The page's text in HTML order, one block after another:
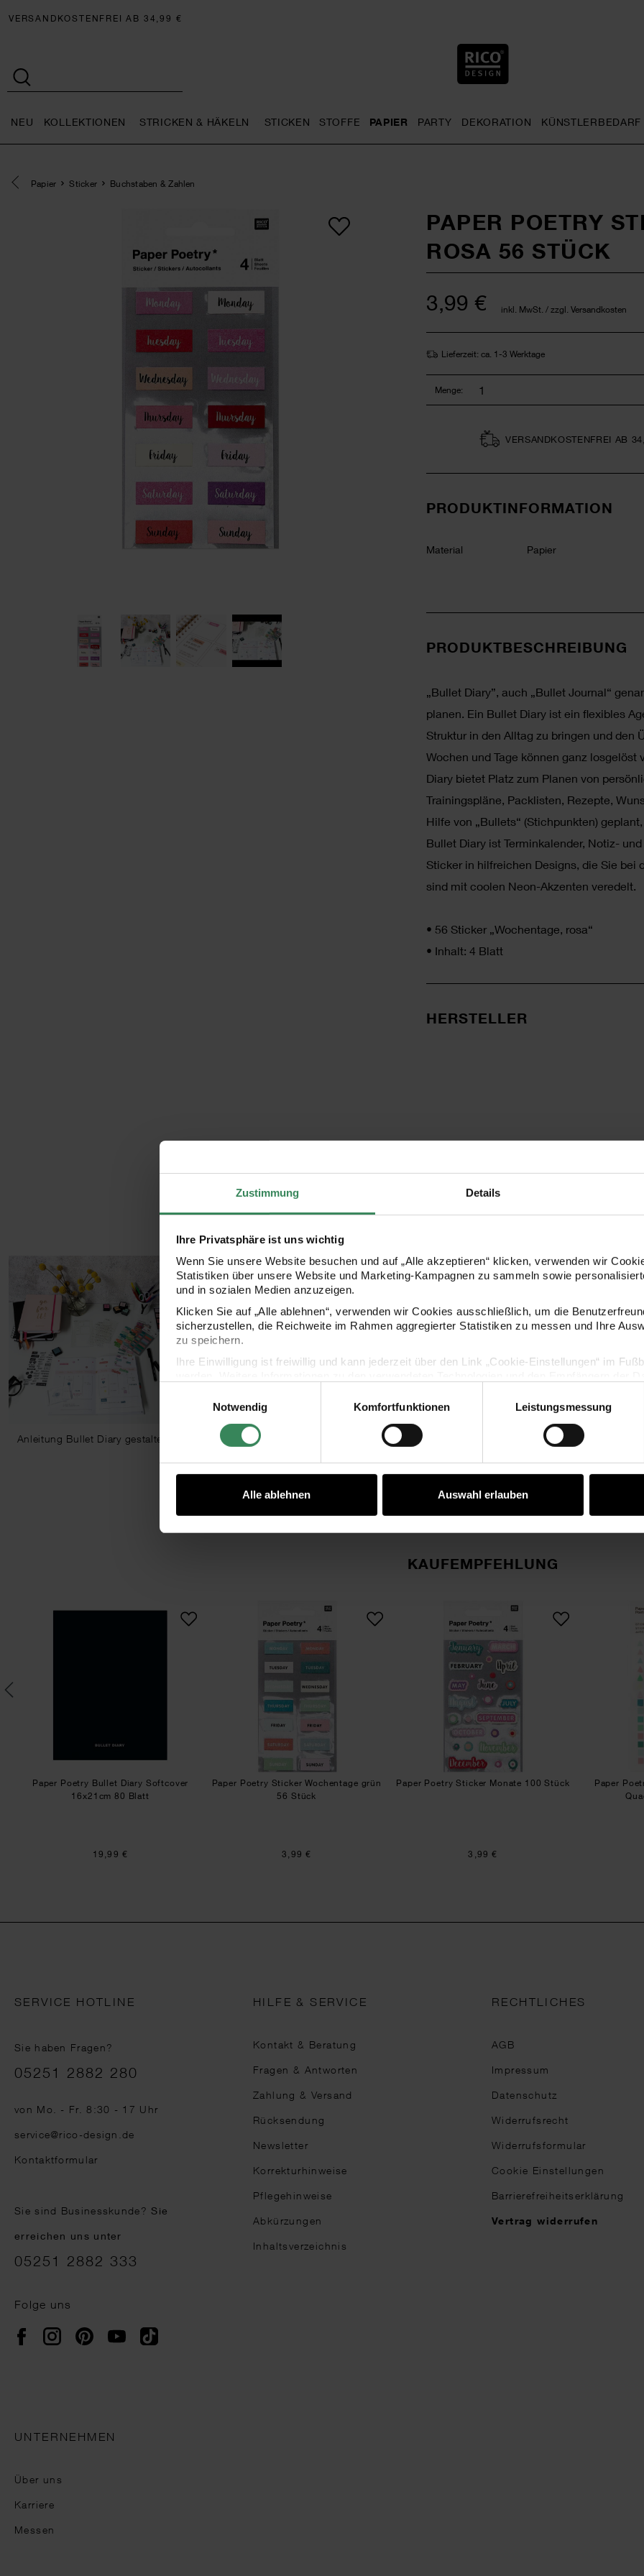
Zustimmung Details
Ihre Privatsphäre ist uns wichtig
Wenn Sie unsere Website besuchen und auf „Alle akzeptieren“ klicken, verwenden wir
Statistiken über unsere Website und Marketing-Kampagnen zu sammeln sowie
und in sozialen Medien anzuzeigen.
Klicken Sie auf „Alle ablehnen“, verwenden wir Cookies ausschließlich, um die
sicherzustellen, die Reichweite im Rahmen aggregierter Statistiken zu messen und Ihre
zu speichern.
Ihre Einwilligung ist freiwillig und kann jederzeit über den Link „Cookie-Einstellungen“ im
Impressum
Datenschutz Vertrag widerrufen
Notwendig
Komfortfunktionen Leistungsmessung
Alle ablehnen Auswahl erlauben
VERSANDKOSTENFREI AB 34,99 €
NEU KOLLEKTIONEN STRICKEN & HÄKELN STICKEN STOFFE PAPIER PARTY DEKORATION KÜNSTLERBEDARF
Eine Kategorie zurück navigieren
Papier Sticker Buchstaben & Zahlen
PAPER POETRY
ROSA 56 STÜCK
3,99 € inkl. MwSt. / zzgl. Versandkosten
Lieferzeit: ca. 1-3 Werktage
Menge:
VERSAND­KOSTEN­FREI AB
PRODUKTINFORMATION
Material Papier
PRODUKTBESCHREIBUNG
„Bullet Diary”, auch „Bullet Journal“
planen. Ein Bullet Diary ist ein flexibles
Struktur in den Alltag zu bringen und den
Wochen und Tage können ganz
Diary bietet Platz zum Planen von
Trainingspläne, Packlisten, Rezepte,
Hilfe von „Bullets“ (Stichpunkten)
Bullet Diary ist Terminkalender, Notiz-
Sticker in hilfreichen Designs, die Sie bei
sind mit coolen Neon-Akzenten veredelt.
• 56 Sticker „Wochentage, rosa“
• Inhalt: 4 Blatt
HERSTELLER
KOSTENLOSE ANLEITUNGEN
Anleitung Bullet Diary gestalten
KAUFEMPFEHLUNG
Paper Poetry Bullet Diary Softcover 16x21cm 80 Blatt
Paper Poetry Bullet Diary Softcover
16x21cm 80 Blatt
19,99 €
Paper Poetry Sticker Wochentage grün 56 Stück
Paper Poetry Sticker Wochentage grün
56 Stück
3,99 €
Paper Poetry Sticker Monate
Paper Poetry Sticker Monate 100 Stück
3,99 €
Paper
SERVICE HOTLINE
Sie haben Fragen?
Telefonnummer
05251 2882 280
von Mo. - Fr. 8:30 - 17 Uhr
service@rico-design.de
Kontaktformular
Sie sind Businesskunde?Sie
erreichen uns unter
05251 2882 333
Folge uns
FacebookInstagramPinterestYouTubeTikTok
HILFE & SERVICE
Kontakt & Beratung
Fragen & Antworten
Zahlung & Versand
Rücksendung
Newsletter
Korrekturhinweise
Pflegehinweise
Abkürzungen
Inhaltsverzeichnis
RECHTLICHES
AGB
Impressum
Datenschutz
Widerrufsrecht
Widerrufsformular
Cookie Einstellungen
Barrierefreiheitserklärung
Vertrag widerrufen
UNTERNEHMEN
Über uns
Karriere
Messen